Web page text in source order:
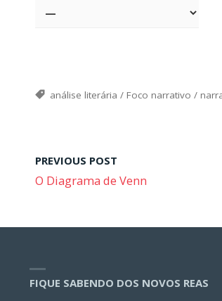
análise literária / Foco narrativo /
PREVIOUS POST
O Diagrama de Venn
FIQUE SABENDO DOS NOVOS REAS